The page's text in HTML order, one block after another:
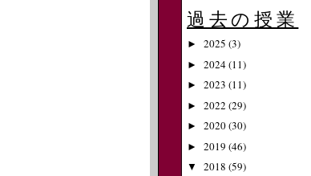
過去の授業
► 2025 (3)
► 2024(11)
► 2023 (11)
► 2022 (29)
► 2020(30)
► 2019 (46)
▼ 2018 (59)